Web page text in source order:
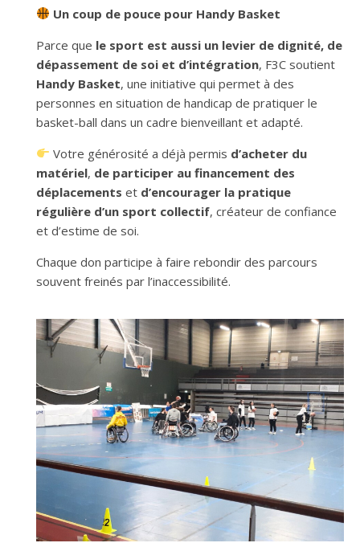
Un coup de pouce pour Handy Basket
Parce que le sport est aussi un levier de dignité, de
dépassement de soi et d’intégration, F3C soutient
Handy Basket, une initiative qui permet à des
personnes en situation de handicap de pratiquer le
basket-ball dans un cadre bienveillant et adapté.
Votre générosité a déjà permis d’acheter du
matériel, de participer au financement des
déplacements et d’encourager la pratique
régulière d’un sport collectif, créateur de confiance
et d’estime de soi.
Chaque don participe à faire rebondir des parcours
souvent freinés par l’inaccessibilité.